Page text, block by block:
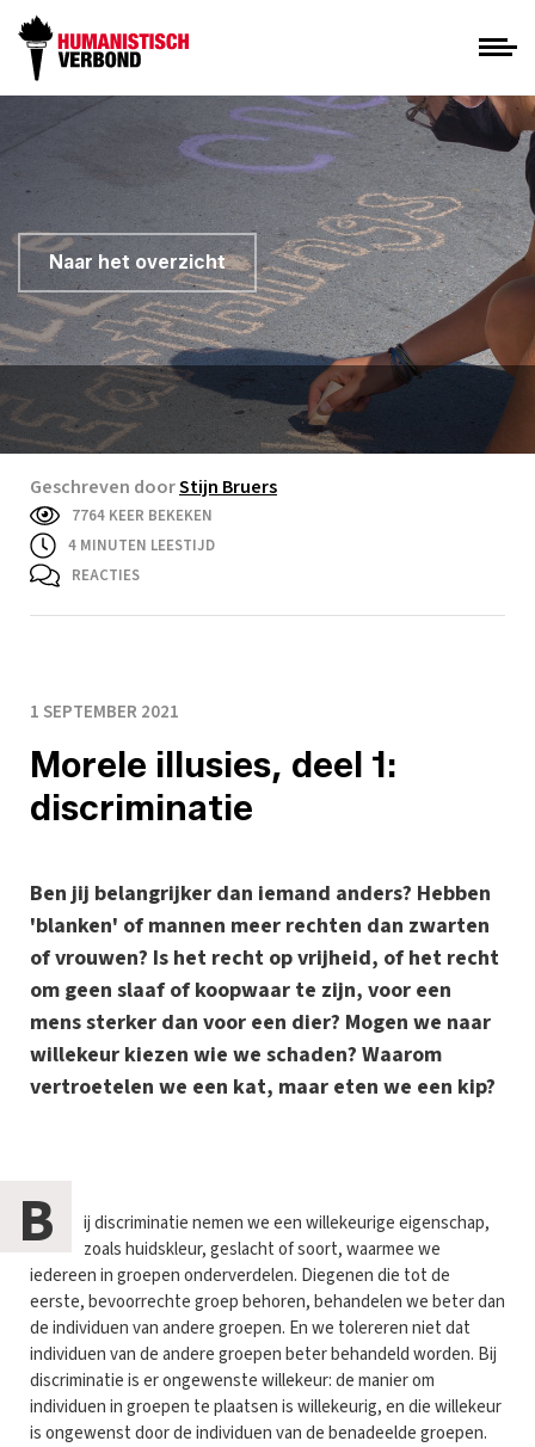
Naar het overzicht
Geschreven doorStijn Bruers
7764 KEER BEKEKEN
4 MINUTEN LEESTIJD
REACTIES
1 SEPTEMBER 2021
Morele illusies, deel 1:
discriminatie
Ben jij belangrijker dan iemand anders? Hebben
'blanken' of mannen meer rechten dan zwarten
of vrouwen? Is het recht op vrijheid, of het recht
om geen slaaf of koopwaar te zijn, voor een
mens sterker dan voor een dier? Mogen we naar
willekeur kiezen wie we schaden? Waarom
vertroetelen we een kat, maar eten we een kip?
B
ij discriminatie nemen we een willekeurige eigenschap,
zoals huidskleur, geslacht of soort, waarmee we
iedereen in groepen onderverdelen. Diegenen die tot de
eerste, bevoorrechte groep behoren, behandelen we beter dan
de individuen van andere groepen. En we tolereren niet dat
individuen van de andere groepen beter behandeld worden. Bij
discriminatie is er ongewenste willekeur: de manier om
individuen in groepen te plaatsen is willekeurig, en die willekeur
is ongewenst door de individuen van de benadeelde groepen.